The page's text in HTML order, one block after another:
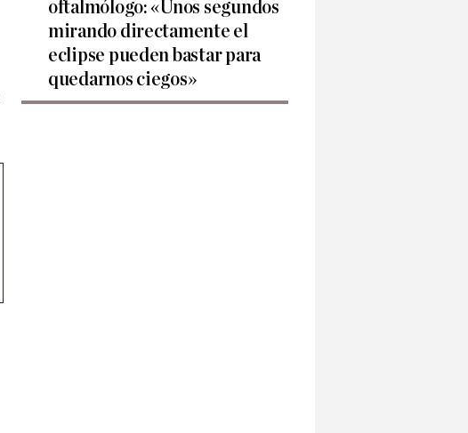
oftalmólogo: «Unos segundos
mirando directamente el
eclipse pueden bastar para
quedarnos ciegos»